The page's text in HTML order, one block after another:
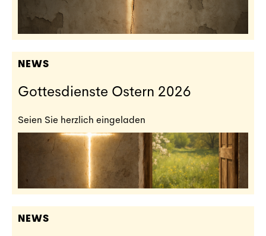
NEWS
Gottesdienste Ostern 2026
Seien Sie herzlich eingeladen
NEWS